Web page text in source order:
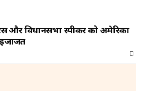
और विधानसभा स्पीकर को अमेरिका